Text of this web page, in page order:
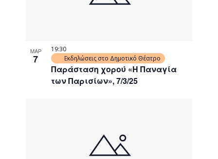
ΜΑΡ
7
Παράσταση χορού «Η Παναγία
των Παρισίων», 7/3/25
19:30
Εκδηλώσεις στο Δημοτικό Θέατρο